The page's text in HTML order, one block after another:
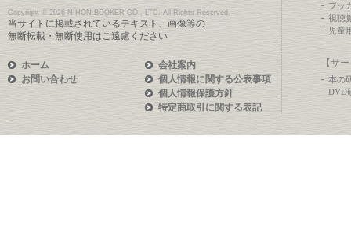
Copyright © 2026 NIHON BOOKER CO., LTD. All Rights Reserved.
当サイトに掲載されているテキスト、画像等の
無断転載・無断使用はご遠慮ください
ホーム
お問い合わせ
会社案内
個人情報に関する公表事項
個人情報保護方針
特定商取引に関する表記
ブッ
視聴
児童
【サ
本の
DVD